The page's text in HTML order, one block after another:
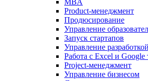
MBA
Product-менеджмент
Продюсирование
Управление
Запуск стартапов
Управление
Работа с Excel и Google
Project-менеджмент
Управление бизнесом